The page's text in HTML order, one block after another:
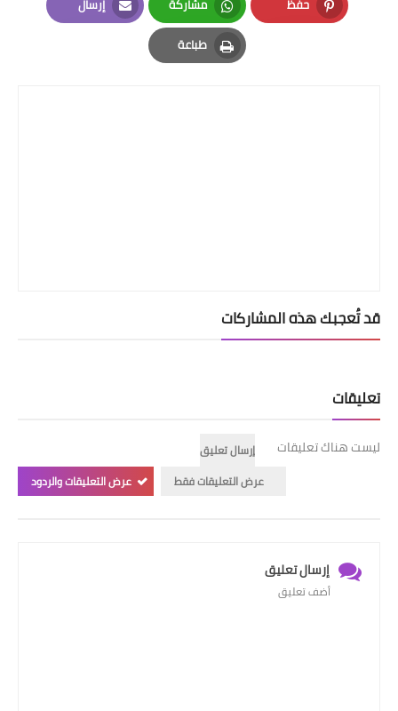
حفظ
Pinterest
مشاركة
Whatsapp
إرسال
Email
طباعة
Print
قد تُعجبك هذه المشاركات
تعليقات
ليست هناك تعليقات
إرسال تعليق
عرض التعليقات فقط
عرض التعليقات والردود
إرسال تعليق
أضف تعليق